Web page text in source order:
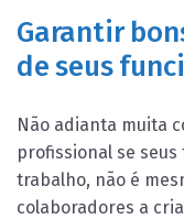
Garantir
de seus
Não adianta muita
profissional se
trabalho, não é
colaboradores a